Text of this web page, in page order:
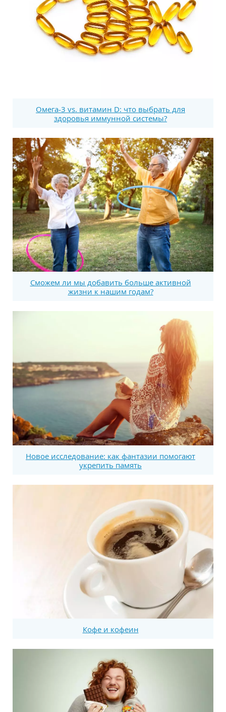
Омега-3 vs. витамин D: что выбрать для
здоровья иммунной системы?
Сможем ли мы добавить больше активной
жизни к нашим годам?
Новое исследование: как фантазии помогают
укрепить память
Кофе и кофеин